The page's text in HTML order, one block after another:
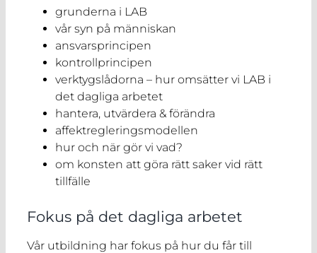
grunderna i LAB
vår syn på människan
ansvarsprincipen
kontrollprincipen
verktygslådorna – hur omsätter vi LAB i
det dagliga arbetet
hantera, utvärdera & förändra
affektregleringsmodellen
hur och när gör vi vad?
om konsten att göra rätt saker vid rätt
tillfälle
Fokus på det dagliga arbetet
Vår utbildning har fokus på hur du får till